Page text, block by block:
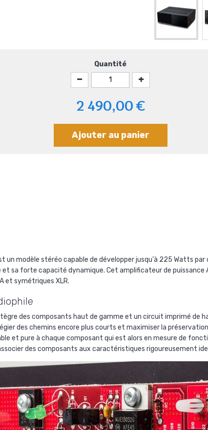
Quantité
2 490,00 €
Ajouter au panier
un modèle stéréo capable de développer jusqu'à 225 Watts
sa forte capacité dynamique. Cet amplificateur de puissance
et symétriques XLR.
des composants haut de gamme et un circuit imprimé de
des chemins encore plus courts et maximiser la
et pure à chaque composant qui est alors en mesure de
des composants aux caractéristiques rigoureusement